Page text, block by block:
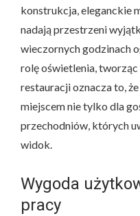
konstrukcja, eleganckie
nadają przestrzeni
wieczornych godzinach
rolę oświetlenia, tworząc
restauracji oznacza to,
miejscem nie tylko dla
przechodniów, których
widok.
Wygoda
pracy